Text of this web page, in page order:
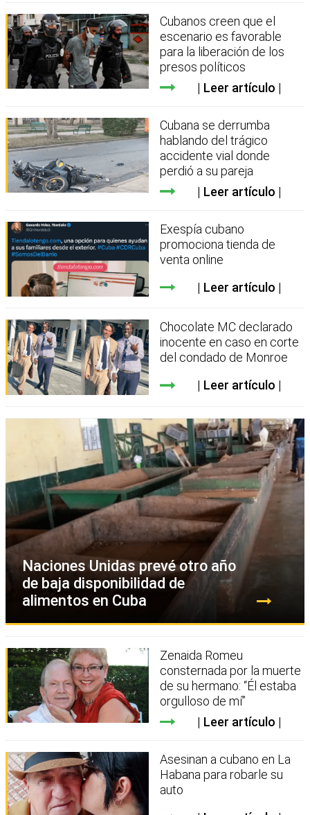
Cubanos creen que el
escenario es favorable
para la liberación de los
presos políticos
Leer artículo
Cubana se derrumba
hablando del trágico
accidente vial donde
perdió a su pareja
Leer artículo
Exespía cubano
promociona tienda de
venta online
Leer artículo
Chocolate MC declarado
inocente en caso en corte
del condado de Monroe
Leer artículo
Naciones Unidas prevé otro año
de baja disponibilidad de
alimentos en Cuba
Zenaida Romeu
consternada por la muerte
de su hermano: “Él estaba
orgulloso de mí”
Leer artículo
Asesinan a cubano en La
Habana para robarle su
auto